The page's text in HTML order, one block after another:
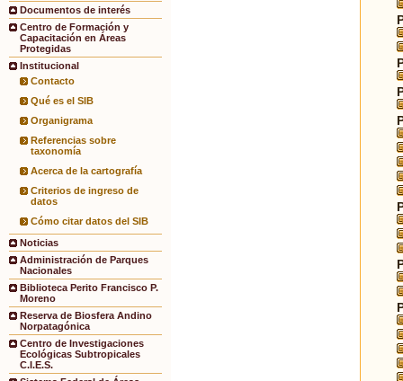
Documentos de interés
Centro de Formación y
Capacitación en Áreas
Protegidas
Institucional
Contacto
Qué es el SIB
Organigrama
Referencias sobre
taxonomía
Acerca de la cartografía
Criterios de ingreso de
datos
Cómo citar datos del SIB
Noticias
Administración de Parques
Nacionales
Biblioteca Perito Francisco P.
Moreno
Reserva de Biosfera Andino
Norpatagónica
Centro de Investigaciones
Ecológicas Subtropicales
C.I.E.S.